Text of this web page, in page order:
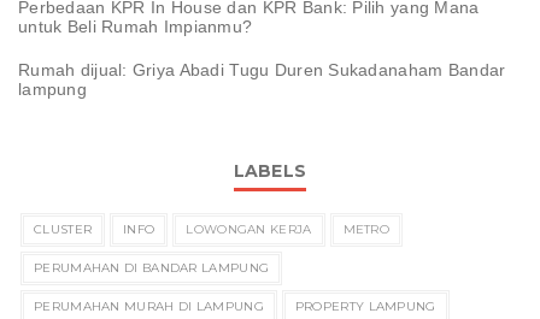
Perbedaan KPR In House dan KPR Bank: Pilih yang Mana
untuk Beli Rumah Impianmu?
Rumah dijual: Griya Abadi Tugu Duren Sukadanaham Bandar
lampung
LABELS
CLUSTER INFO LOWONGAN KERJA METRO
PERUMAHAN DI BANDAR LAMPUNG
PERUMAHAN MURAH DI LAMPUNG PROPERTY LAMPUNG